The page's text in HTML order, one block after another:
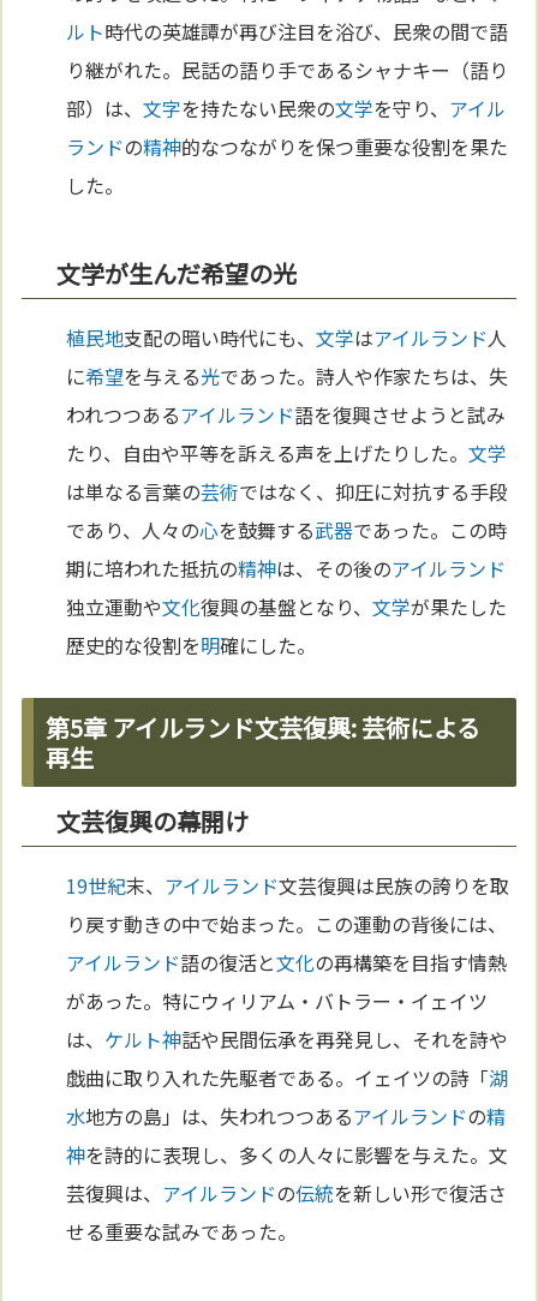
ルト時代の英雄譚が再び注目を浴び、民衆の間で語
り継がれた。民話の語り手であるシャナキー（語り
部）は、文字を持たない民衆の文学を守り、 アイル
ランドの精神的なつながりを保つ重要な役割を果た
した。
文学が生んだ希望の光
植民地支配の暗い時代にも、文学はアイルランド人
に希望を与える光であった。詩人や作家たちは、失
われつつあるアイルランド語を復興させようと試み
たり、自由や平等を訴える声を上げたりした。文学
は単なる言葉の芸術ではなく、抑圧に対抗する手段
であり、人々の心を鼓舞する武器であった。この時
期に培われた抵抗の精神は、その後のアイルランド
独立運動や文化復興の基盤となり、文学が果たした
歴史的な役割を明確にした。
第5章 アイルランド文芸復興: 芸術による
再生
文芸復興の幕開け
19世紀末、 アイルランド文芸復興は民族の誇りを取
り戻す動きの中で始まった。この運動の背後には、
アイルランド語の復活と文化の再構築を目指す情熱
があった。特にウィリアム・バトラー・イェイツ
は、 ケルト神話や民間伝承を再発見し、それを詩や
戯曲に取り入れた先駆者である。イェイツの詩「湖
水地方の島」は、失われつつあるアイルランドの精
神を詩的に表現し、多くの人々に影響を与えた。文
芸復興は、 アイルランドの伝統を新しい形で復活さ
せる重要な試みであった。